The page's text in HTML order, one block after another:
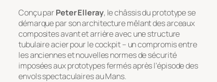
Conçu parPeter Elleray, le châssis du prototype se
démarque par son architecture mêlant des arceaux
composites avant et arrière avec une structure
tubulaire acier pour le cockpit – un compromis entre
les anciennes et nouvelles normes de sécurité
imposées aux prototypes fermés après l’épisode des
envols spectaculaires au Mans.